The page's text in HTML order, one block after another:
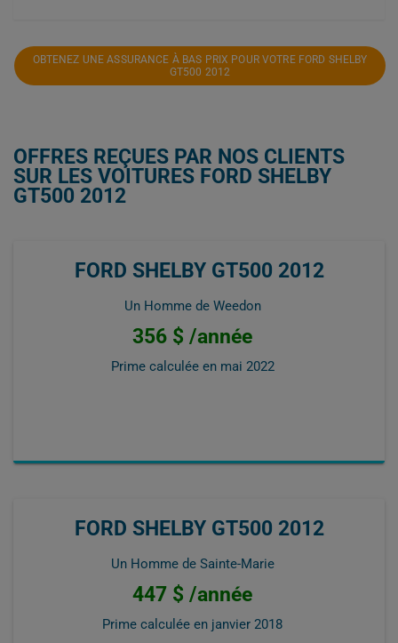
OBTENEZ UNE ASSURANCE À BAS PRIX POUR VOTRE FORD SHELBY
GT500 2012
OFFRES REÇUES PAR NOS CLIENTS
SUR LES VOITURES FORD SHELBY
GT500 2012
FORD SHELBY GT500 2012
Un Homme de Weedon
356 $ /année
Prime calculée en mai 2022
FORD SHELBY GT500 2012
Un Homme de Sainte-Marie
447 $ /année
Prime calculée en janvier 2018